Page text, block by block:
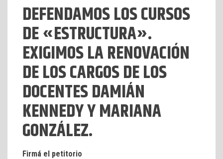
DEFENDAMOS LOS CURSOS
DE «ESTRUCTURA».
EXIGIMOS LA RENOVACIÓN
DE LOS CARGOS DE LOS
DOCENTES DAMIÁN
KENNEDY Y MARIANA
GONZÁLEZ.
Firmá el petitorio